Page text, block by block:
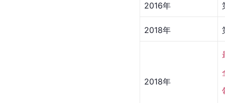
2016年
2018年
2018年